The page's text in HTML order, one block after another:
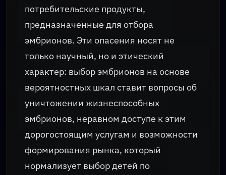
потребительские продукты,
предназначенные для отбора
эмбрионов. Эти опасения носят не
только научный, но и этический
характер: выбор эмбрионов на основе
вероятностных шкал ставит вопросы об
уничтожении жизнеспособных
эмбрионов, неравном доступе к этим
дорогостоящим услугам и возможности
формирования рынка, который
нормализует выбор детей по